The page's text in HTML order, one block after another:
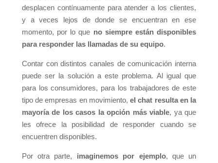
desplacen contínuamente para atender a los clientes,
y a veces lejos de donde se encuentran en ese
momento, por lo que no siempre están disponibles
para responder las llamadas de su equipo.
Contar con distintos canales de comunicación interna
puede ser la solución a este problema. Al igual que
para los consumidores, para los trabajadores de este
tipo de empresas en movimiento,el chat resulta en la
mayoría de los casos la opción más viable, ya que
les ofrece la posibilidad de responder cuando se
encuentren disponibles.
Por otra parte, imaginemos por ejemplo, que un